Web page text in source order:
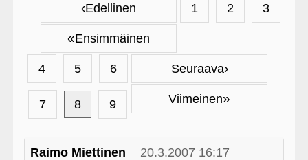
‹Edellinen
«Ensimmäinen
Seuraava›
Viimeinen»
1 2 3
4 5 6
7 8 9
Raimo Miettinen 20.3.2007 16:17